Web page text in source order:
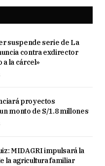
suspende serie de La
contra exdirector
a la cárcel»
proyectos
monto de S/1.8 millones
MIDAGRI impulsará la
la agricultura familiar